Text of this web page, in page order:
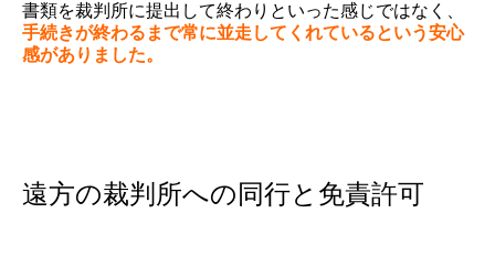
書類を裁判所に提出して終わりといった感じではなく、
手続きが終わるまで常に並走してくれているという安心
感がありました。
遠方の裁判所への同行と免責許可